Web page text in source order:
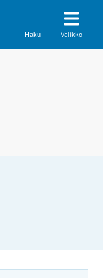
Haku Valikko